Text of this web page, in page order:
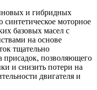
и гибридных
моторное
базовых масел с
на основе
тщательно
присадок, позволяющего
и снизить потери на
двигателя и